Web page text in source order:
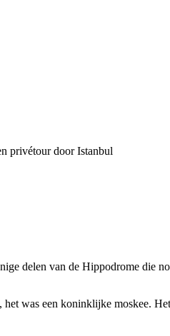
delen van de Hippodrome die
was een koninklijke moskee.